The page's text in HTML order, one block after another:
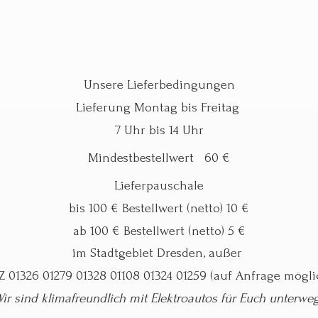
Unsere Lieferbedingungen
Lieferung Montag bis Freitag
7 Uhr bis 14 Uhr
Mindestbestellwert 60 €
Lieferpauschale
bis 100 € Bestellwert (netto) 10 €
ab 100 € Bestellwert (netto) 5 €
im Stadtgebiet Dresden, außer
01326 01279 01328 01108 01324 01259 (auf Anfrage
sind klimafreundlich mit Elektroautos fürEuch